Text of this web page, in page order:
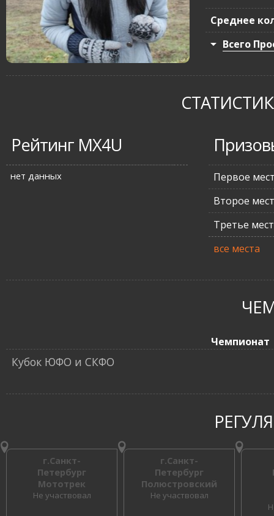
Среднее
Всего
Рейтинг MX4U
нет данных
Первое
Второе
Третье
все места
Чемпионат
Кубок ЮФО и СКФО
г.Санкт-
Петербург
Мототрек
Не участвовал
г.Санкт-
Петербург
Полюстровский
Не участвовал